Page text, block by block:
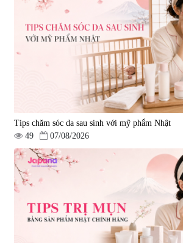
Tips chăm sóc da sau sinh với mỹ phẩm Nhật
49
07/08/2026